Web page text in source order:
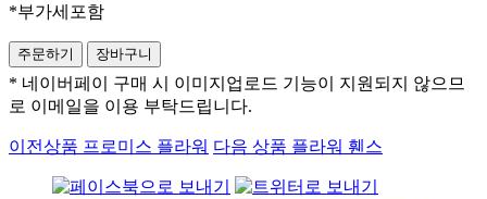
*부가세포함
* 네이버페이 구매 시 이미지업로드 기능이 지원되지 않으므
로 이메일을 이용 부탁드립니다.
이전상품 프로미스 플라워 다음 상품 플라워 휀스